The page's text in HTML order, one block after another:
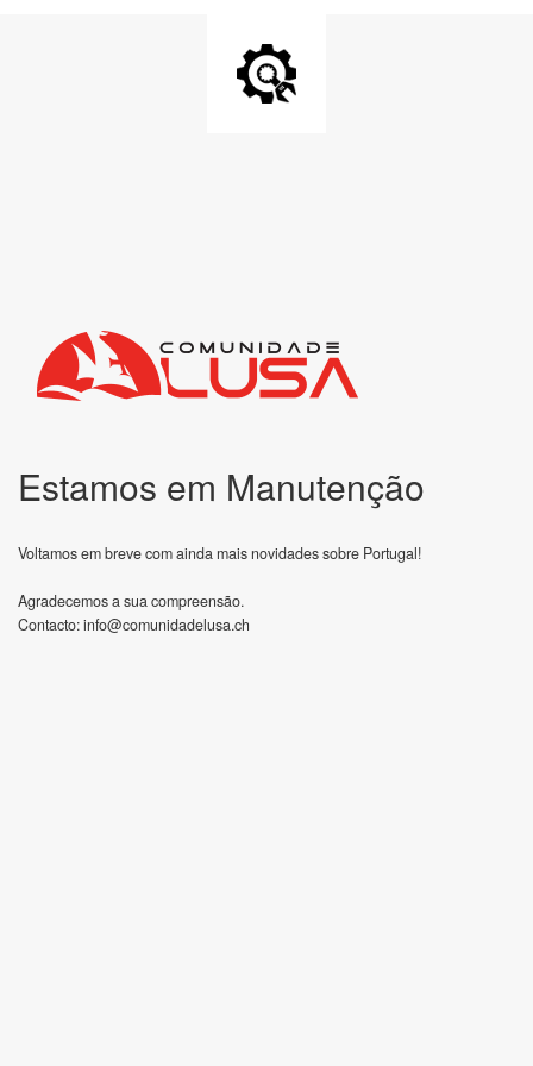
Estamos em Manutenção
Voltamos em breve com ainda mais novidades sobre Portugal!
Agradecemos a sua compreensão.
Contacto:info@comunidadelusa.ch